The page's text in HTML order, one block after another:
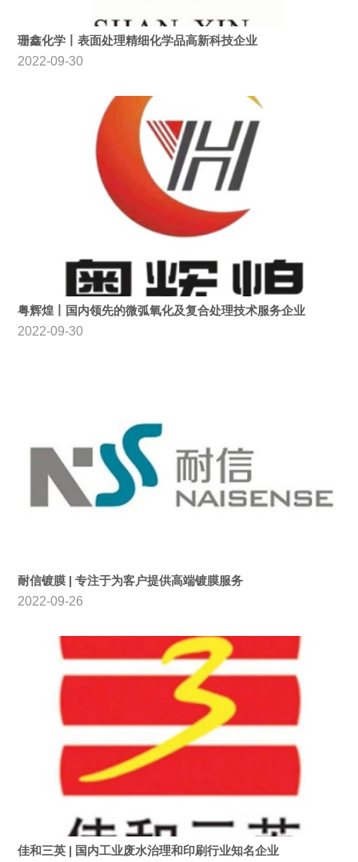
珊鑫化学丨表面处理精细化学品高新科技企业
2022-09-30
粤辉煌丨国内领先的微弧氧化及复合处理技术服务企业
2022-09-30
耐信镀膜 | 专注于为客户提供高端镀膜服务
2022-09-26
佳和三英 | 国内工业废水治理和印刷行业知名企业